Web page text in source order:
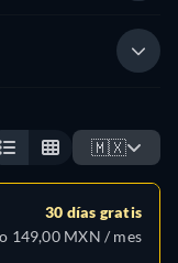
🇲🇽
30 días gratis
149,00 MXN / mes